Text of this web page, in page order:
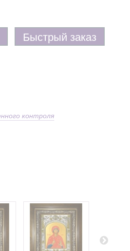
Быстрый заказ
контроля